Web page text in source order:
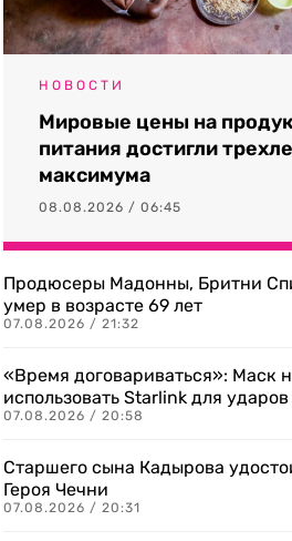
НОВОСТИ
Мировые цены на
питания достигли
максимума
08.08.2026 / 06:45
Продюсеры Мадонны, Бритни
умер в возрасте 69 лет
07.08.2026 / 21:32
«Время договариваться»: Маск
использовать Starlink для
07.08.2026 / 20:58
Старшего сына Кадырова
Героя Чечни
07.08.2026 / 20:31